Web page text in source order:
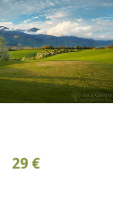
29 €